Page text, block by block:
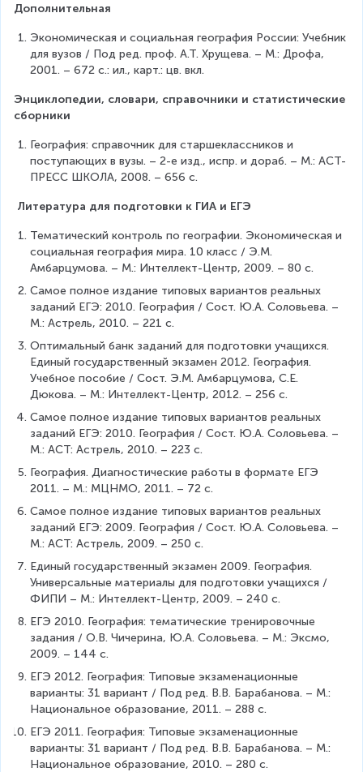
Дополнительная
Экономическая и социальная география России: Учебник
для вузов / Под ред. проф. А.Т. Хрущева. – М.: Дрофа,
2001. – 672 с.: ил., карт.: цв. вкл.
Энциклопедии, словари, справочники и статистические
сборники
География: справочник для старшеклассников и
поступающих в вузы. – 2-е изд., испр. и дораб. – М.: АСТ-
ПРЕСС ШКОЛА, 2008. – 656 с.
Литература для подготовки к ГИА и ЕГЭ
Тематический контроль по географии. Экономическая и
социальная география мира. 10 класс / Э.М.
Амбарцумова. – М.: Интеллект-Центр, 2009. – 80 с.
Самое полное издание типовых вариантов реальных
заданий ЕГЭ: 2010. География / Сост. Ю.А. Соловьева. –
М.: Астрель, 2010. – 221 с.
Оптимальный банк заданий для подготовки учащихся.
Единый государственный экзамен 2012. География.
Учебное пособие / Сост. Э.М. Амбарцумова, С.Е.
Дюкова. – М.: Интеллект-Центр, 2012. – 256 с.
Самое полное издание типовых вариантов реальных
заданий ЕГЭ: 2010. География / Сост. Ю.А. Соловьева. –
М.: АСТ: Астрель, 2010. – 223 с.
География. Диагностические работы в формате ЕГЭ
2011. – М.: МЦНМО, 2011. – 72 с.
Самое полное издание типовых вариантов реальных
заданий ЕГЭ: 2009. География / Сост. Ю.А. Соловьева. –
М.: АСТ: Астрель, 2009. – 250 с.
Единый государственный экзамен 2009. География.
Универсальные материалы для подготовки учащихся /
ФИПИ – М.: Интеллект-Центр, 2009. – 240 с.
ЕГЭ 2010. География: тематические тренировочные
задания / О.В. Чичерина, Ю.А. Соловьева. – М.: Эксмо,
2009. – 144 с.
ЕГЭ 2012. География: Типовые экзаменационные
варианты: 31 вариант / Под ред. В.В. Барабанова. – М.:
Национальное образование, 2011. – 288 с.
ЕГЭ 2011. География: Типовые экзаменационные
варианты: 31 вариант / Под ред. В.В. Барабанова. – М.:
Национальное образование, 2010. – 280 с.